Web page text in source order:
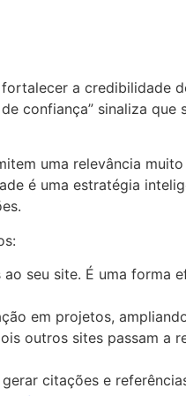
a credibilidade
confiança” sinaliza que
uma relevância
é uma estratégia
seu site. É uma forma
em projetos,
outros sites passam a
citações e